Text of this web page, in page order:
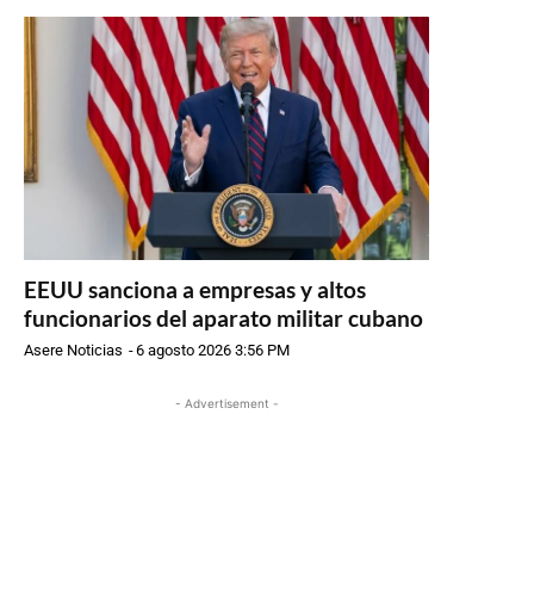
EEUU sanciona a empresas y altos
funcionarios del aparato militar cubano
Asere Noticias -6 agosto 2026 3:56 PM
- Advertisement -